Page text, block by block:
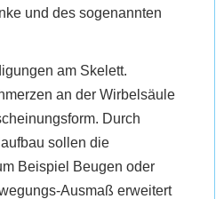
und des sogenannten
am Skelett.
an der Wirbelsäule
Durch
sollen die
Beispiel Beugen oder
Ausmaß erweitert